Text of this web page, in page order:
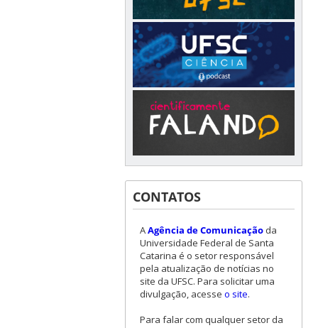
CONTATOS
AAgência de Comunicaçãoda
Universidade Federal de Santa
Catarina é o setor responsável
pela atualização de notícias no
site da UFSC. Para solicitar uma
divulgação, acesse o site.
Para falar com qualquer setor da